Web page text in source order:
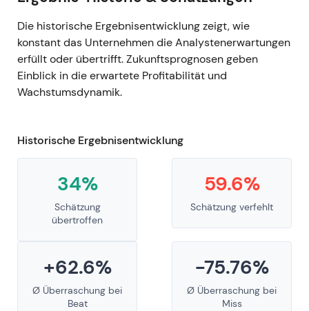
Die historische Ergebnisentwicklung zeigt, wie
konstant das Unternehmen die Analystenerwartungen
erfüllt oder übertrifft. Zukunftsprognosen geben
Einblick in die erwartete Profitabilität und
Wachstumsdynamik.
Historische Ergebnisentwicklung
34%
Schätzung
übertroffen
59.6%
Schätzung verfehlt
+62.6%
Ø Überraschung bei
Beat
-75.76%
Ø Überraschung bei
Miss